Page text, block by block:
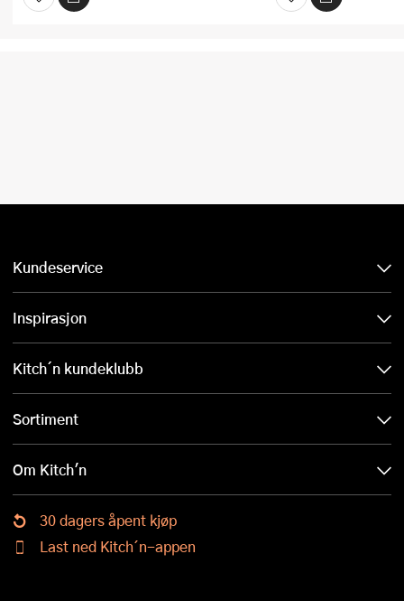
Kundeservice
Inspirasjon
Kitch´n kundeklubb
Sortiment
Om Kitch'n
30 dagers åpent kjøp
Last ned Kitch´n-appen